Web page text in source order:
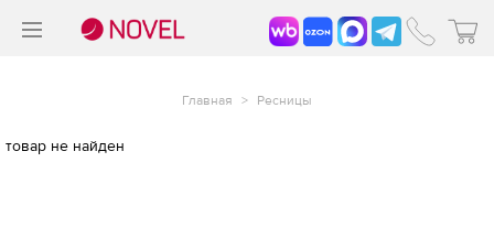
Главная > Ресницы
товар не найден